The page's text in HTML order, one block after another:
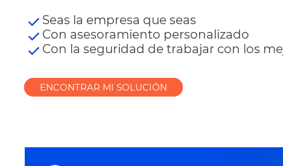
Seas la empresa que seas
Con asesoramiento personalizado
Con la seguridad de trabajar con los
ENCONTRAR MI SOLUCIÓN